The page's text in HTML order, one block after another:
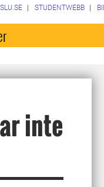
SLU.SE STUDENTWEBB
inte